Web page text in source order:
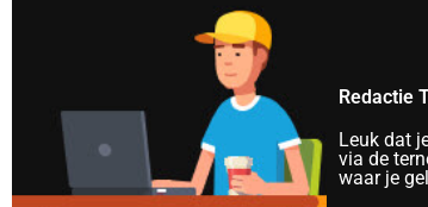
Redactie
Leuk dat
via de
waar je